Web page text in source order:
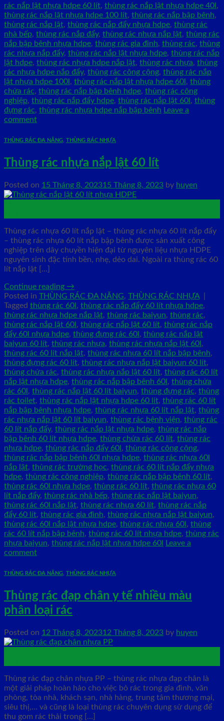
rác nắp lật nhựa hdpe 60 lít, thùng rác nắp lật nhựa hdpe 40l ,
thùng rác nắp lật nhựa hdpe 100 lít, thùng rác nắp bập bênh,
thùng rác nắp lật, thùng rác nắp đẩy nhựa hdpe, thùng rác
nhà bếp, thùng rác nắp đẩy, thùng rác nhựa nắp lật, thùng rác
nắp bập bênh nhựa hdpe, thùng rác gia đình, thùng rác, thùng
rác nhựa nắp đẩy, thùng rác nắp lật nhựa hdpe, thùng rác nắp
lật hdpe, thùng rác nhựa hdpe nắp lật, thùng rác nhựa, thùng
rác nhựa hdpe nắp đẩy, thùng rác công cộng, thùng rác nắp
lật nhựa hdpe 100l , thùng rác nắp lật nhựa hdpe 60l , thùng
chứa rác, thùng rác nắp bập bênh hdpe, thùng rác công
nghiệp, thùng rác nắp đẩy hdpe, thùng rác nắp lật 60l , thùng
đựng rác, thùng rác nhựa hdpe nắp bập bênh Leave a
comment
THÙNG RÁC ĐA NĂNG THÙNG RÁC NHỰA
Thùng rác nhựa nắp lật 60 lít
Posted on 15 Tháng 8, 202315 Tháng 8, 2023 by huyen
Thùng rác nhựa 60 lít nắp lật – thùng rác nhựa 60 lít nắp đẩy
– thùng rác nhựa 60 lít nắp bập bênh được sản xuất công
nghiệp trên dây chuyền hiện đại từ nguyên liệu nhựa HDPE
nguyên sinh đặc tính bền, nhẹ, dẻo dai. Ngoài ra thùng rác 60
lít nắp lật […]
Continue reading →
Posted in THÙNG RÁC ĐA NĂNG, THÙNG RÁC NHỰA
Tagged thùng rác 60l , thùng rác nắp đẩy 60 lít nhựa hdpe,
thùng rác nhựa hdpe nắp lật, thùng rác baiyun, thùng rác,
thùng rác nắp lật 60l , thùng rác nắp lật 60 lít, thùng rác nắp
đẩy 60l nhựa hdpe, thùng đựng rác 60l , thùng rác nắp lật
baiyun 60 lít, thùng rác nhựa, thùng rác nhựa nắp lật 60l ,
thùng rác 60 lít nắp lật, thùng rác nhựa 60 lít nắp bập bênh,
thùng đựng rác 60 lít, thùng rác nhựa nắp lật baiyun 60 lít,
thùng chứa rác, thùng rác nhựa nắp lật 60 lít, thùng rác 60 lít
nắp lật nhựa hdpe, thùng rác nắp bập bênh 60l , thùng chứa
rác 60l , thùng rác nắp lật 60 lít baiyun, thùng đựng rác, thùng
rác toilet, thùng rác nắp lật nhựa hdpe 60 lít, thùng rác 60 lít
nắp bập bênh nhựa hdpe, thùng rác nhựa 60 lít nắp lật, thùng
rác nhựa nắp lật 60 lít baiyun, thùng rác bệnh viện, thùng rác
60 lít nắp đấy, thùng rác nắp lật nhựa hdpe, thùng rác nắp
bập bênh 60 lít nhựa hdpe, thùng chứa rác 60 lít, thùng rác
nhựa hdpe, thùng rác nắp đẩy 60l , thùng rác công cộng,
thùng rác nắp bập bênh 60l nhựa hdpe, thùng rác nhựa 60l
nắp lật, thùng rác trường học, thùng rác 60 lít nắp đẩy nhựa
hdpe, thùng rác công nghiệp, thùng rác nắp bập bênh 60 lít,
thùng rác 60l nhựa hdpe, thùng rác 60 lít, thùng rác nhựa 60
lít nắp đẩy, thùng rác nhà bếp, thùng rác nắp lật baiyun,
thùng rác 60l nắp lật, thùng rác nhựa 60 lít, thùng rác nắp
đẩy 60 lít, thùng rác gia đình, thùng rác nhựa nắp lật baiyun,
thùng rác 60l nắp lật nhựa hdpe, thùng rác nhựa 60l , thùng
rác 60 lít nắp bập bênh, thùng rác 60 lít nhựa hdpe, thùng rác
nhựa baiyun, thùng rác nắp lật nhựa hdpe 60l
Leave a
comment
THÙNG RÁC ĐA NĂNG THÙNG RÁC NHỰA
Thùng rác đạp chân y tế nhiều màu
phân loại rác
Posted on 12 Tháng 8, 202312 Tháng 8, 2023 by huyen
Thùng rác đạp chân nhựa PP – thùng rác nhựa đạp chân là
một giải pháp hoàn hảo cho việc bỏ rác trong gia đình, văn
phòng, tòa nhà, khách sạn, nhà hàng, trung tâm thương mại,
siêu thị,… và cũng là loại thùng rác chuyên dụng sử dụng để
thu gom rác thải trong […]